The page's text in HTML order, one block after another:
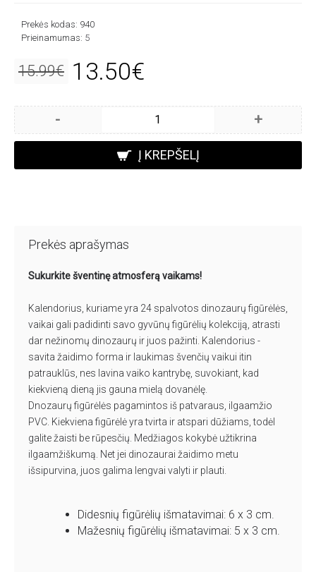
Prekės kodas: 940
Prieinamumas: 5
15.99€ 13.50€
- +
Į KREPŠELĮ
Prekės aprašymas
Sukurkite šventinę atmosferą vaikams!
Kalendorius, kuriame yra 24 spalvotos dinozaurų figūrėlės,
vaikai gali padidinti savo gyvūnų figūrėlių kolekciją, atrasti
dar nežinomų dinozaurų ir juos pažinti. Kalendorius -
savita žaidimo forma ir laukimas švenčių vaikui itin
patrauklūs, nes lavina vaiko kantrybę, suvokiant, kad
kiekvieną dieną jis gauna mielą dovanėlę.
Dnozaurų figūrėlės pagamintos iš patvaraus, ilgaamžio
PVC. Kiekviena figūrėlė yra tvirta ir atspari dūžiams, todėl
galite žaisti be rūpesčių. Medžiagos kokybė užtikrina
ilgaamžiškumą. Net jei dinozaurai žaidimo metu
išsipurvina, juos galima lengvai valyti ir plauti.
Didesnių figūrėlių išmatavimai: 6 x 3 cm.
Mažesnių figūrėlių išmatavimai: 5 x 3 cm.